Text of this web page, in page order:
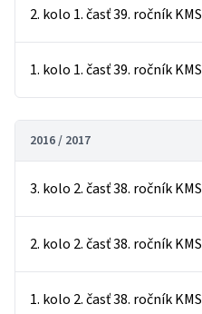
2. kolo 1. časť 39. ročník KMS
1. kolo 1. časť 39. ročník KMS
2016 / 2017
3. kolo 2. časť 38. ročník KMS
2. kolo 2. časť 38. ročník KMS
1. kolo 2. časť 38. ročník KMS